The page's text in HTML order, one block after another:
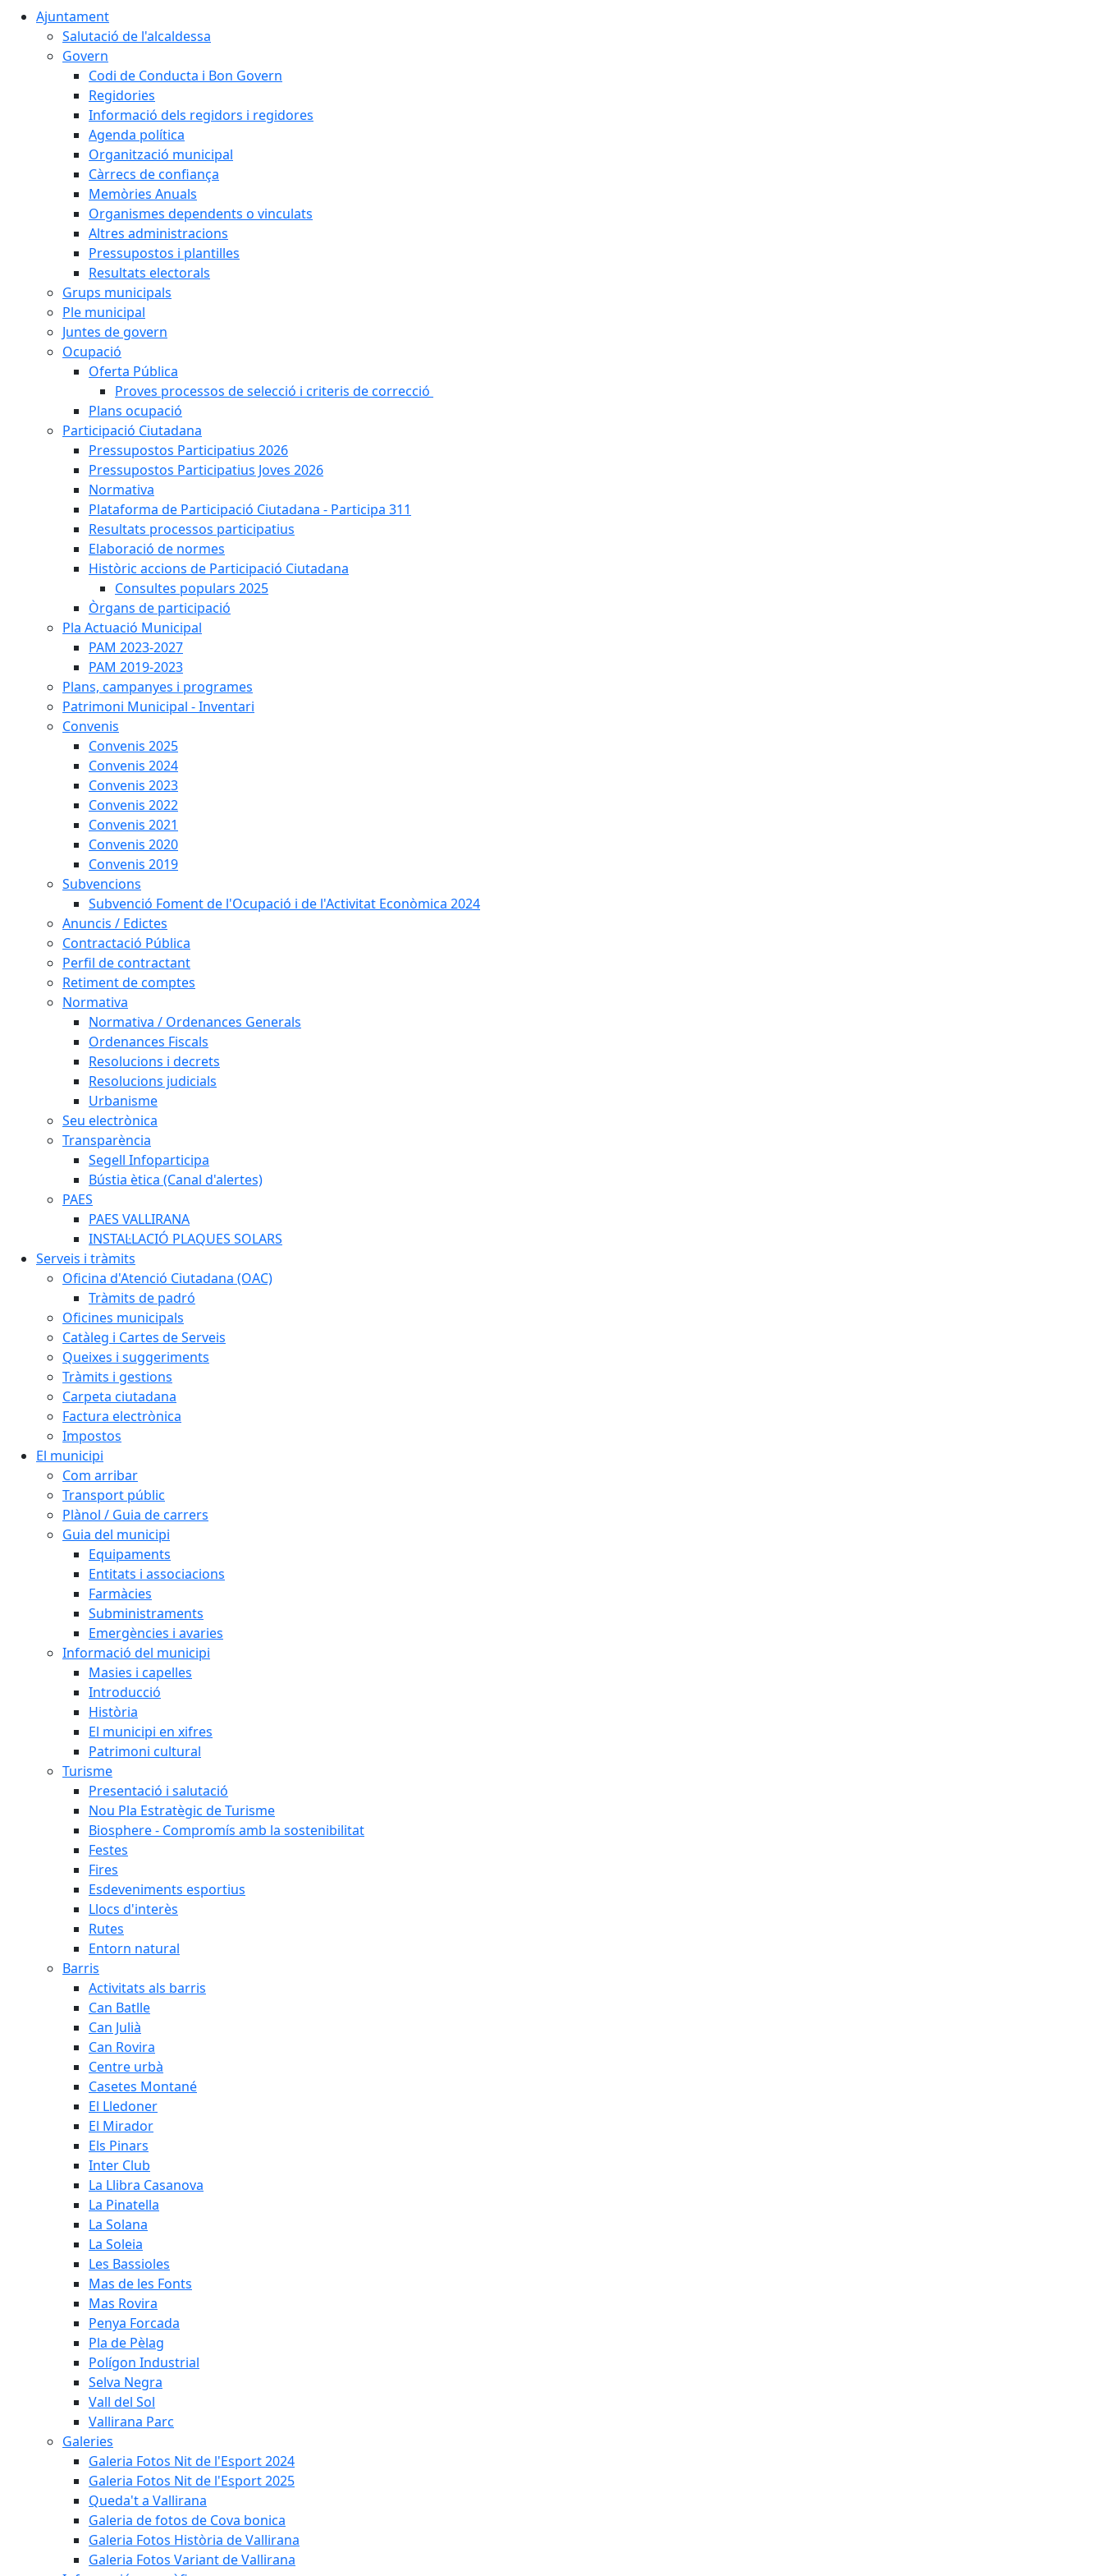
Ajuntament
Salutació de l'alcaldessa
Govern
Codi de Conducta i Bon Govern
Regidories
Informació dels regidors i regidores
Agenda política
Organització municipal
Càrrecs de confiança
Memòries Anuals
Organismes dependents o vinculats
Altres administracions
Pressupostos i plantilles
Resultats electorals
Grups municipals
Ple municipal
Juntes de govern
Ocupació
Oferta Pública
Proves processos de selecció i criteris de correcció
Plans ocupació
Participació Ciutadana
Pressupostos Participatius 2026
Pressupostos Participatius Joves 2026
Normativa
Plataforma de Participació Ciutadana - Participa 311
Resultats processos participatius
Elaboració de normes
Històric accions de Participació Ciutadana
Consultes populars 2025
Òrgans de participació
Pla Actuació Municipal
PAM 2023-2027
PAM 2019-2023
Plans, campanyes i programes
Patrimoni Municipal - Inventari
Convenis
Convenis 2025
Convenis 2024
Convenis 2023
Convenis 2022
Convenis 2021
Convenis 2020
Convenis 2019
Subvencions
Subvenció Foment de l'Ocupació i de l'Activitat Econòmica 2024
Anuncis / Edictes
Contractació Pública
Perfil de contractant
Retiment de comptes
Normativa
Normativa / Ordenances Generals
Ordenances Fiscals
Resolucions i decrets
Resolucions judicials
Urbanisme
Seu electrònica
Transparència
Segell Infoparticipa
Bústia ètica (Canal d'alertes)
PAES
PAES VALLIRANA
INSTAL·LACIÓ PLAQUES SOLARS
Serveis i tràmits
Oficina d'Atenció Ciutadana (OAC)
Tràmits de padró
Oficines municipals
Catàleg i Cartes de Serveis
Queixes i suggeriments
Tràmits i gestions
Carpeta ciutadana
Factura electrònica
Impostos
El municipi
Com arribar
Transport públic
Plànol / Guia de carrers
Guia del municipi
Equipaments
Entitats i associacions
Farmàcies
Subministraments
Emergències i avaries
Informació del municipi
Masies i capelles
Introducció
Història
El municipi en xifres
Patrimoni cultural
Turisme
Presentació i salutació
Nou Pla Estratègic de Turisme
Biosphere - Compromís amb la sostenibilitat
Festes
Fires
Esdeveniments esportius
Llocs d'interès
Rutes
Entorn natural
Barris
Activitats als barris
Can Batlle
Can Julià
Can Rovira
Centre urbà
Casetes Montané
El Lledoner
El Mirador
Els Pinars
Inter Club
La Llibra Casanova
La Pinatella
La Solana
La Soleia
Les Bassioles
Mas de les Fonts
Mas Rovira
Penya Forcada
Pla de Pèlag
Polígon Industrial
Selva Negra
Vall del Sol
Vallirana Parc
Galeries
Galeria Fotos Nit de l'Esport 2024
Galeria Fotos Nit de l'Esport 2025
Queda't a Vallirana
Galeria de fotos de Cova bonica
Galeria Fotos Història de Vallirana
Galeria Fotos Variant de Vallirana